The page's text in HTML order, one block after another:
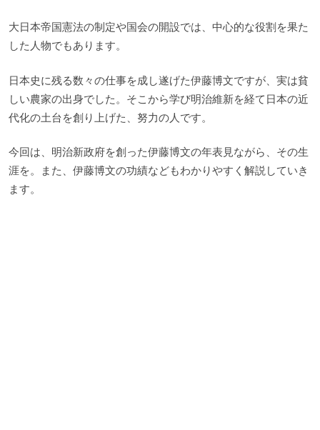
大日本帝国憲法の制定や国会の開設では、中心的な役割を果た
した人物でもあります。
日本史に残る数々の仕事を成し遂げた伊藤博文ですが、実は貧
しい農家の出身でした。そこから学び明治維新を経て日本の近
代化の土台を創り上げた、努力の人です。
今回は、明治新政府を創った伊藤博文の年表見ながら、その生
涯を。また、伊藤博文の功績などもわかりやすく解説していき
ます。